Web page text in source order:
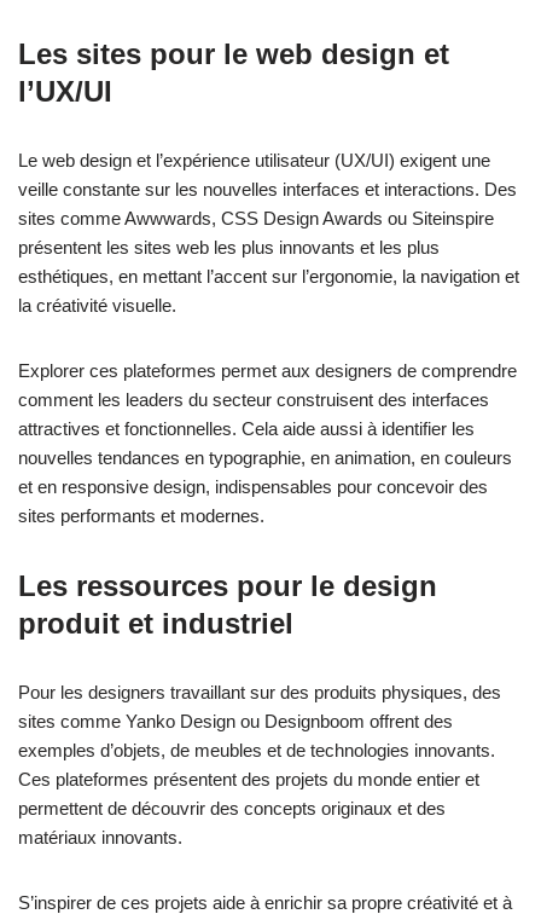
Les sites pour le web design et
l’UX/UI
Le web design et l’expérience utilisateur (UX/UI) exigent une
veille constante sur les nouvelles interfaces et interactions. Des
sites comme Awwwards, CSS Design Awards ou Siteinspire
présentent les sites web les plus innovants et les plus
esthétiques, en mettant l’accent sur l’ergonomie, la navigation et
la créativité visuelle.
Explorer ces plateformes permet aux designers de comprendre
comment les leaders du secteur construisent des interfaces
attractives et fonctionnelles. Cela aide aussi à identifier les
nouvelles tendances en typographie, en animation, en couleurs
et en responsive design, indispensables pour concevoir des
sites performants et modernes.
Les ressources pour le design
produit et industriel
Pour les designers travaillant sur des produits physiques, des
sites comme Yanko Design ou Designboom offrent des
exemples d’objets, de meubles et de technologies innovants.
Ces plateformes présentent des projets du monde entier et
permettent de découvrir des concepts originaux et des
matériaux innovants.
S’inspirer de ces projets aide à enrichir sa propre créativité et à